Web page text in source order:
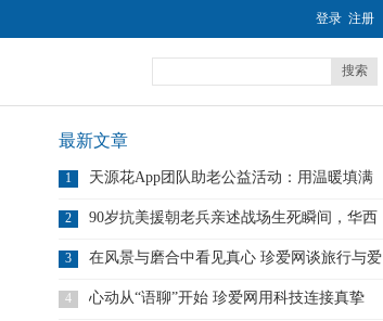
登录 注册
搜索
最新文章
1 天源花App团队助老公益活动：用温暖填满
2 90岁抗美援朝老兵亲述战场生死瞬间，华西
3 在风景与磨合中看见真心 珍爱网谈旅行与爱
4 心动从“语聊”开始 珍爱网用科技连接真挚